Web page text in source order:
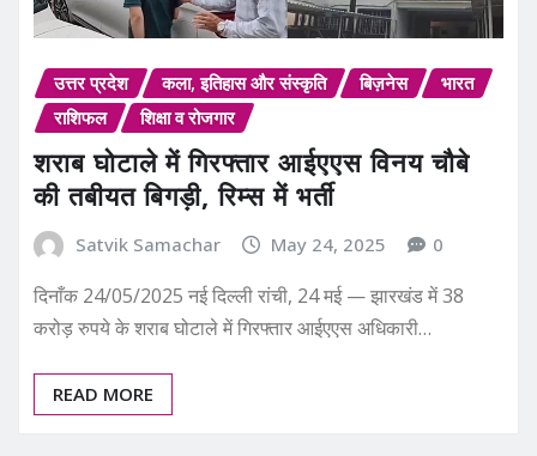
उत्तर प्रदेश कला, इतिहास और संस्कृति बिज़नेस
भारत
राशिफल
शिक्षा व रोजगार
शराब घोटाले में गिरफ्तार आईएएस विनय चौबे
की तबीयत बिगड़ी, रिम्स में भर्ती
Satvik Samachar May 24, 2025 0
दिनाँक 24/05/2025 नई दिल्ली रांची, 24 मई — झारखंड में 38
करोड़ रुपये के शराब घोटाले में गिरफ्तार आईएएस अधिकारी…
READ MORE